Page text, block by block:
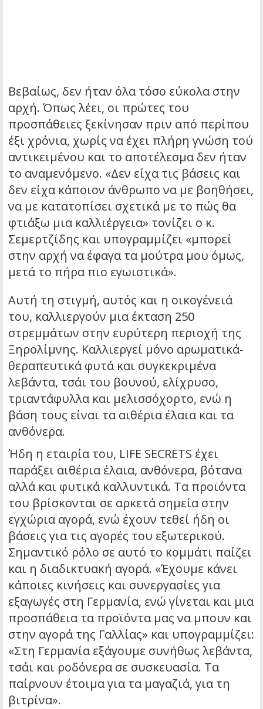
Βεβαίως, δεν ήταν όλα τόσο εύκολα στην
αρχή. Όπως λέει, οι πρώτες του
προσπάθειες ξεκίνησαν πριν από περίπου
έξι χρόνια, χωρίς να έχει πλήρη γνώση τού
αντικειμένου και το αποτέλεσμα δεν ήταν
το αναμενόμενο. «Δεν είχα τις βάσεις και
δεν είχα κάποιον άνθρωπο να με βοηθήσει,
να με κατατοπίσει σχετικά με το πώς θα
φτιάξω μια καλλιέργεια» τονίζει ο κ.
Σεμερτζίδης και υπογραμμίζει «μπορεί
στην αρχή να έφαγα τα μούτρα μου όμως,
μετά το πήρα πιο εγωιστικά».
Αυτή τη στιγμή, αυτός και η οικογένειά
του, καλλιεργούν μια έκταση 250
στρεμμάτων στην ευρύτερη περιοχή της
Ξηρολίμνης. Καλλιεργεί μόνο αρωματικά-
θεραπευτικά φυτά και συγκεκριμένα
λεβάντα, τσάι του βουνού, ελίχρυσο,
τριαντάφυλλα και μελισσόχορτο, ενώ η
βάση τους είναι τα αιθέρια έλαια και τα
ανθόνερα.
Ήδη η εταιρία του, LIFE SECRETS έχει
παράξει αιθέρια έλαια, ανθόνερα, βότανα
αλλά και φυτικά καλλυντικά. Τα προϊόντα
του βρίσκονται σε αρκετά σημεία στην
εγχώρια αγορά, ενώ έχουν τεθεί ήδη οι
βάσεις για τις αγορές του εξωτερικού.
Σημαντικό ρόλο σε αυτό το κομμάτι παίζει
και η διαδικτυακή αγορά. «Έχουμε κάνει
κάποιες κινήσεις και συνεργασίες για
εξαγωγές στη Γερμανία, ενώ γίνεται και μια
προσπάθεια τα προϊόντα μας να μπουν και
στην αγορά της Γαλλίας» και υπογραμμίζει:
«Στη Γερμανία εξάγουμε συνήθως λεβάντα,
τσάι και ροδόνερα σε συσκευασία. Τα
παίρνουν έτοιμα για τα μαγαζιά, για τη
βιτρίνα».